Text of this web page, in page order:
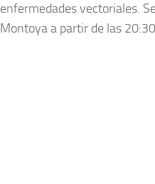
enfermedades vectoriales.
Montoya a partir de las